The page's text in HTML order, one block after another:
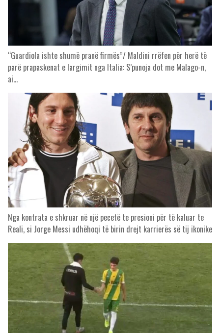
“Guardiola ishte shumë pranë firmës”/ Maldini rrëfen për herë të
parë prapaskenat e largimit nga Italia: S’punoja dot me Malago-n,
ai…
Nga kontrata e shkruar në një pecetë te presioni për të kaluar te
Reali, si Jorge Messi udhëhoqi të birin drejt karrierës së tij ikonike